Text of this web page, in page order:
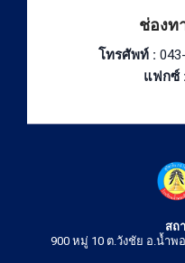
ช่องท
โทรศัพท์ :
แฟกซ์ :
สถ
900 หมู่ 10 ต.วังชัย อ.น้ำ